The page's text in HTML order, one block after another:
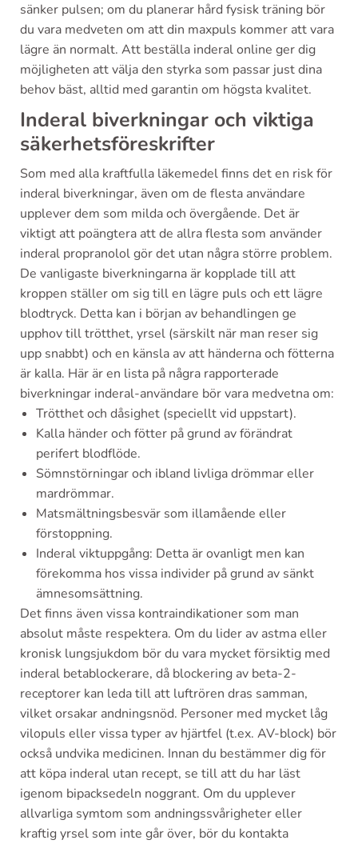
sänker pulsen; om du planerar hård fysisk träning bör
du vara medveten om att din maxpuls kommer att vara
lägre än normalt. Att beställa inderal online ger dig
möjligheten att välja den styrka som passar just dina
behov bäst, alltid med garantin om högsta kvalitet.
Inderal biverkningar och viktiga
säkerhetsföreskrifter
Som med alla kraftfulla läkemedel finns det en risk för
inderal biverkningar, även om de flesta användare
upplever dem som milda och övergående. Det är
viktigt att poängtera att de allra flesta som använder
inderal propranolol gör det utan några större problem.
De vanligaste biverkningarna är kopplade till att
kroppen ställer om sig till en lägre puls och ett lägre
blodtryck. Detta kan i början av behandlingen ge
upphov till trötthet, yrsel (särskilt när man reser sig
upp snabbt) och en känsla av att händerna och fötterna
är kalla. Här är en lista på några rapporterade
biverkningar inderal-användare bör vara medvetna om:
Trötthet och dåsighet (speciellt vid uppstart).
Kalla händer och fötter på grund av förändrat
perifert blodflöde.
Sömnstörningar och ibland livliga drömmar eller
mardrömmar.
Matsmältningsbesvär som illamående eller
förstoppning.
Inderal viktuppgång: Detta är ovanligt men kan
förekomma hos vissa individer på grund av sänkt
ämnesomsättning.
Det finns även vissa kontraindikationer som man
absolut måste respektera. Om du lider av astma eller
kronisk lungsjukdom bör du vara mycket försiktig med
inderal betablockerare, då blockering av beta-2-
receptorer kan leda till att luftrören dras samman,
vilket orsakar andningsnöd. Personer med mycket låg
vilopuls eller vissa typer av hjärtfel (t.ex. AV-block) bör
också undvika medicinen. Innan du bestämmer dig för
att köpa inderal utan recept, se till att du har läst
igenom bipacksedeln noggrant. Om du upplever
allvarliga symtom som andningssvårigheter eller
kraftig yrsel som inte går över, bör du kontakta